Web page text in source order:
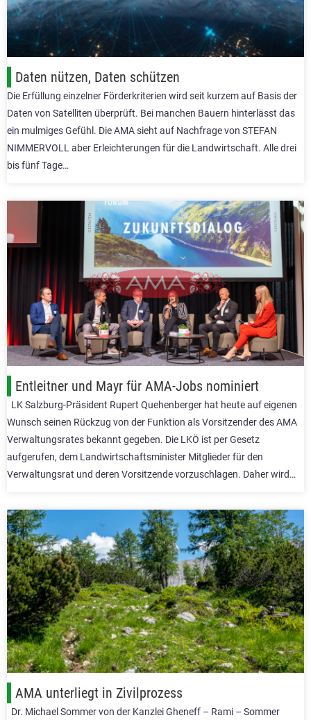
Daten nützen, Daten schützen
Die Erfüllung einzelner Förderkriterien wird seit kurzem auf Basis der
Daten von Satelliten überprüft. Bei manchen Bauern hinterlässt das
ein mulmiges Gefühl. Die AMA sieht auf Nachfrage von STEFAN
NIMMERVOLL aber Erleichterungen für die Landwirtschaft. Alle drei
bis fünf Tage…
Entleitner und Mayr für AMA-Jobs nominiert
LK Salzburg-Präsident Rupert Quehenberger hat heute auf eigenen
Wunsch seinen Rückzug von der Funktion als Vorsitzender des AMA
Verwaltungsrates bekannt gegeben. Die LKÖ ist per Gesetz
aufgerufen, dem Landwirtschaftsminister Mitglieder für den
Verwaltungsrat und deren Vorsitzende vorzuschlagen. Daher wird…
AMA unterliegt in Zivilprozess
Dr. Michael Sommer von der Kanzlei Gheneff – Rami – Sommer